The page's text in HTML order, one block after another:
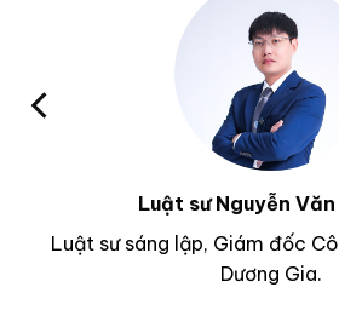
Luật sư Nguyễn
Luật sư sáng lập, Giám đốc
Dương Gia.